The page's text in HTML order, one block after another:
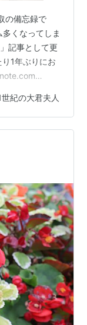
の備忘録で
くなってしま
記事として更
1年ぶりにお
続けていきた
インニューヨ
小説 劇場とい
歴狂の詩 漫
世紀の大君夫人